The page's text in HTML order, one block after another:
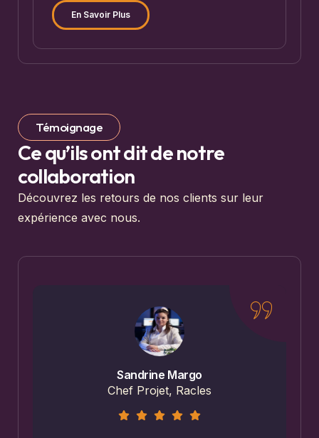
En Savoir Plus
Témoignage
Ce qu’ils ont dit de notre
collaboration
Découvrez les retours de nos clients sur leur
expérience avec nous.
Sandrine Margo
Chef Projet, Racles